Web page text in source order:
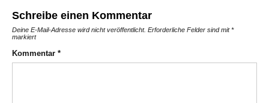
Schreibe einen Kommentar
Deine E-Mail-Adresse wird nicht veröffentlicht. Erforderliche Felder sind mit*
markiert
Kommentar *